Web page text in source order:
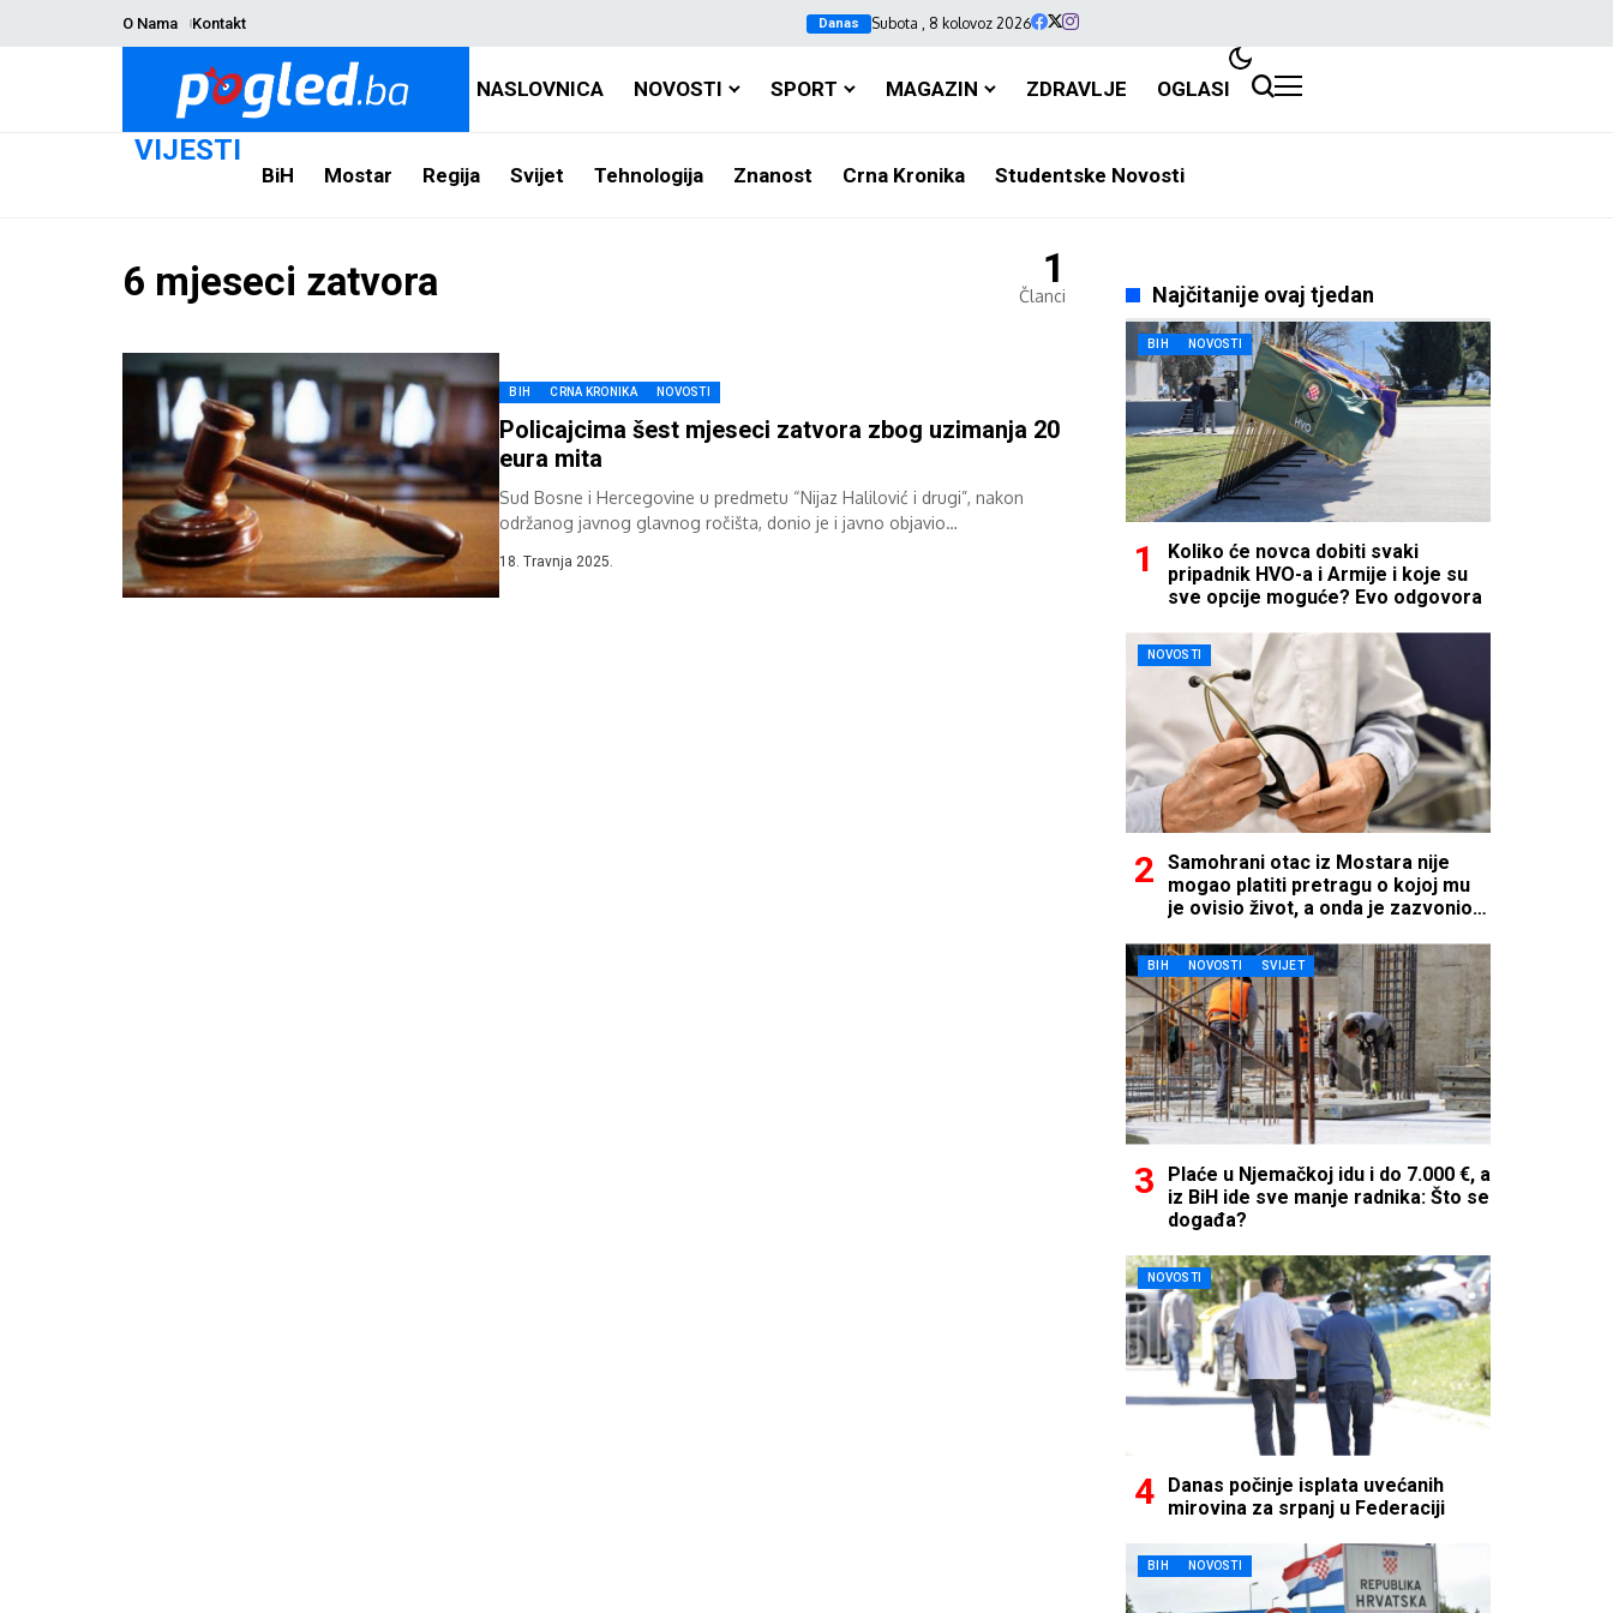
O Nama Kontakt Danas Subota , 8 kolovoz 2026
NASLOVNICA NOVOSTI SPORT MAGAZIN ZDRAVLJE OGLASI
VIJESTI
BiH Mostar Regija Svijet Tehnologija Znanost Crna Kronika Studentske Novosti
6 mjeseci zatvora 1
Članci
BIH CRNA KRONIKA NOVOSTI
Policajcima šest mjeseci zatvora zbog uzimanja 20
eura mita
Sud Bosne i Hercegovine u predmetu “Nijaz Halilović i drugi”, nakon
održanog javnog glavnog ročišta, donio je i javno objavio
18. Travnja 2025.
Najčitanije ovaj tjedan
BIH NOVOSTI
Koliko će novca dobiti svaki
pripadnik HVO-a i Armije i koje su
sve opcije moguće? Evo odgovora
NOVOSTI
Samohrani otac iz Mostara nije
mogao platiti pretragu o kojoj mu
je ovisio život, a onda je zazvonio
BIH NOVOSTI SVIJET
Plaće u Njemačkoj idu i do 7.000 €, a
iz BiH ide sve manje radnika: Što se
događa?
NOVOSTI
Danas počinje isplata uvećanih
mirovina za srpanj u Federaciji
BIH NOVOSTI